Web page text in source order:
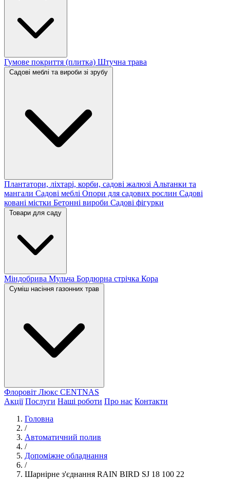
Гумове покриття (плитка) Штучна трава
Садові меблі та вироби зі зрубу
Плантатори, ліхтарі, корби, садові жалюзі Альтанки та
мангали Садові меблі Опори для садових рослин Садові
ковані містки Бетонні вироби Садові фігурки
Товари для саду
Міндобрива Мульча Бордюрна стрічка Кора
Суміш насіння газонних трав
Флоровіт Люкс СENTNAS
Акції Послуги Наші роботи Про нас Контакти
Головна
/
Автоматичний полив
/
Допоміжне обладнання
/
Шарнірне з'єднання RAIN BIRD SJ 18 100 22